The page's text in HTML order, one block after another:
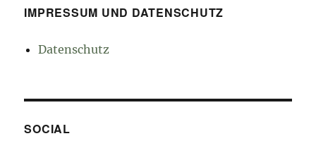
IMPRESSUM UND DATENSCHUTZ
Datenschutz
SOCIAL